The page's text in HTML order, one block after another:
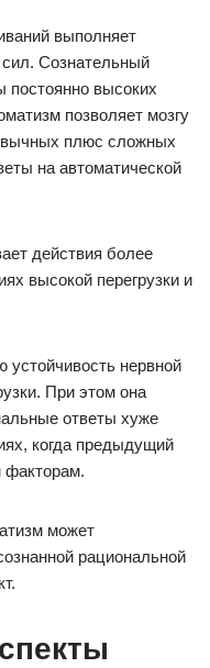
выполняет
Сознательный
постоянно высоких
позволяет мозгу
плюс сложных
на автоматической
действия более
высокой перегрузки и
устойчивость нервной
При этом она
ответы хуже
когда предыдущий
факторам.
может
рациональной